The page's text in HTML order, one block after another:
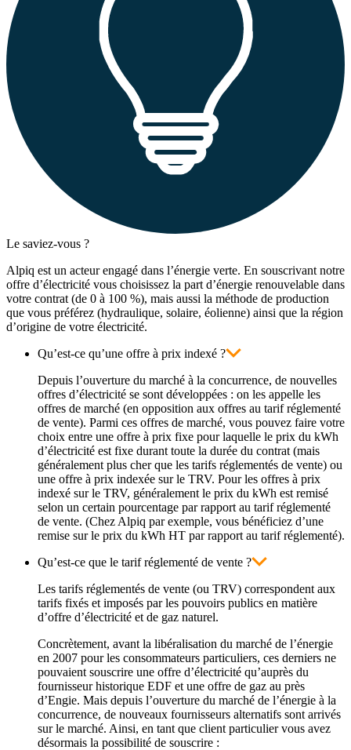
Le saviez-vous ?
Alpiq est un acteur engagé dans l’énergie verte. En souscrivant notre
offre d’électricité vous choisissez la part d’énergie renouvelable dans
votre contrat (de 0 à 100 %), mais aussi la méthode de production
que vous préférez (hydraulique, solaire, éolienne) ainsi que la région
d’origine de votre électricité.
Qu’est-ce qu’une offre à prix indexé ?
Depuis l’ouverture du marché à la concurrence, de nouvelles
offres d’électricité se sont développées : on les appelle les
offres de marché (en opposition aux offres au tarif réglementé
de vente). Parmi ces offres de marché, vous pouvez faire votre
choix entre une offre à prix fixe pour laquelle le prix du kWh
d’électricité est fixe durant toute la durée du contrat (mais
généralement plus cher que les tarifs réglementés de vente) ou
une offre à prix indexée sur le TRV. Pour les offres à prix
indexé sur le TRV, généralement le prix du kWh est remisé
selon un certain pourcentage par rapport au tarif réglementé
de vente. (Chez Alpiq par exemple, vous bénéficiez d’une
remise sur le prix du kWh HT par rapport au tarif réglementé).
Qu’est-ce que le tarif réglementé de vente ?
Les tarifs réglementés de vente (ou TRV) correspondent aux
tarifs fixés et imposés par les pouvoirs publics en matière
d’offre d’électricité et de gaz naturel.
Concrètement, avant la libéralisation du marché de l’énergie
en 2007 pour les consommateurs particuliers, ces derniers ne
pouvaient souscrire une offre d’électricité qu’auprès du
fournisseur historique EDF et une offre de gaz au près
d’Engie. Mais depuis l’ouverture du marché de l’énergie à la
concurrence, de nouveaux fournisseurs alternatifs sont arrivés
sur le marché. Ainsi, en tant que client particulier vous avez
désormais la possibilité de souscrire :